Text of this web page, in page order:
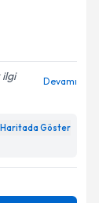
ilgi
Devamı
Haritada Göster